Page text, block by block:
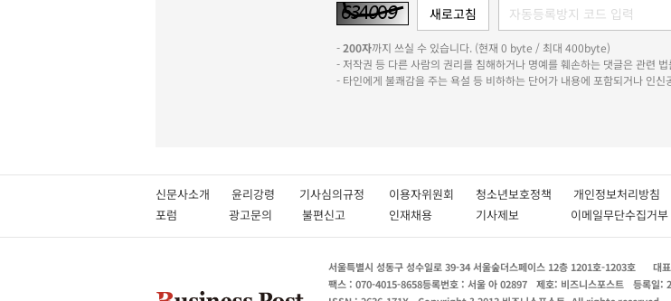
-200자까지 쓰실 수 있습니다. (현재 0 byte / 최대 400byte)
- 저작권 등 다른 사람의 권리를 침해하거나 명예를 훼손하는 댓글은 관련
- 타인에게 불쾌감을 주는 욕설 등 비하하는 단어가 내용에 포함되거나 인
신문사소개 윤리강령 기사심의규정 이용자위원회 청소년보호정책 개인정보처리
포럼
광고문의 불편신고 인재채용 기사제보 이메일무단수집거부
서울특별시 성동구 성수일로 39-34 서울숲더스페이스 12층 1201호-1203호 대
팩스 : 070-4015-8658등록번호 : 서울 아 02897 제호: 비즈니스포스트 등록일: